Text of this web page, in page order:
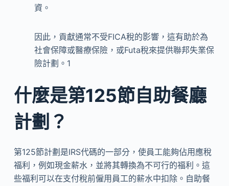
資。
因此，貢獻通常不受FICA稅的影響，這有助於為
社會保障或醫療保險，或Futa稅來提供聯邦失業保
險計劃。 1
什麼是第125節自助餐廳
計劃？
第125節計劃是IRS代碼的一部分，使員工能夠佔用應稅
福利，例如現金薪水，並將其轉換為不可行的福利。這
些福利可以在支付稅前僱用員工的薪水中扣除。自助餐